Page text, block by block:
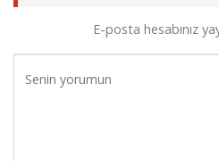
E-posta hesabınız